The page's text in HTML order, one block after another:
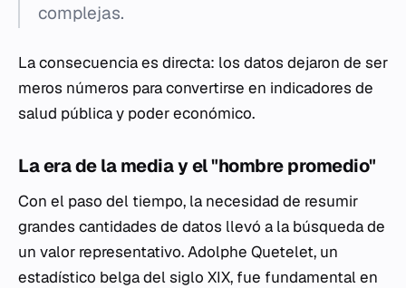
complejas.
La consecuencia es directa: los datos dejaron de ser
meros números para convertirse en indicadores de
salud pública y poder económico.
La era de la media y el "hombre promedio"
Con el paso del tiempo, la necesidad de resumir
grandes cantidades de datos llevó a la búsqueda de
un valor representativo. Adolphe Quetelet, un
estadístico belga del siglo XIX, fue fundamental en